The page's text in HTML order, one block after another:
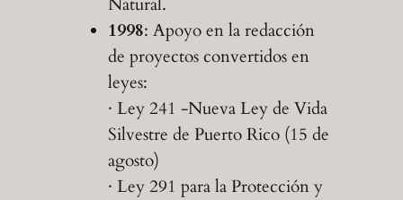
Natural.
1998: Apoyo en la redacción
de proyectos convertidos en
leyes:
· Ley 241 -Nueva Ley de Vida
Silvestre de Puerto Rico (15 de
agosto)
· Ley 291 para la Protección y